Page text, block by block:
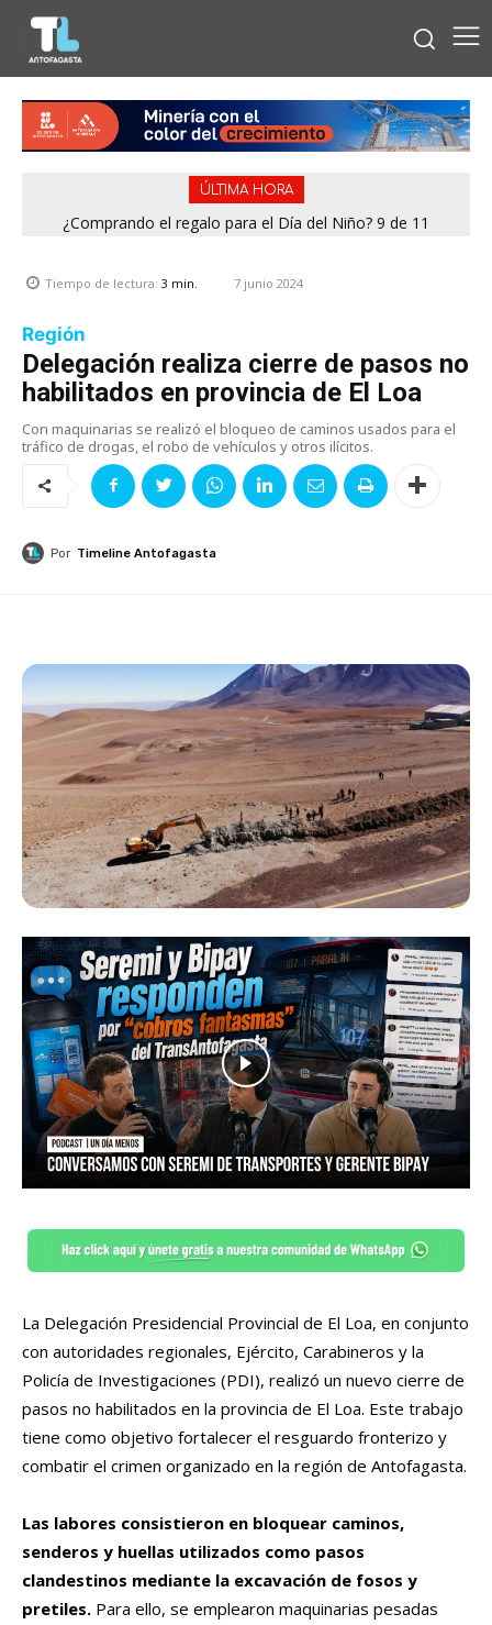
ÚLTIMA HORA
¿Comprando el regalo para el Día del Niño? 9 de 11
Tiempo de lectura: 3 min. 7 junio 2024
Región
Delegación realiza cierre de pasos no
habilitados en provincia de El Loa
Con maquinarias se realizó el bloqueo de caminos usados para el
tráfico de drogas, el robo de vehículos y otros ilícitos.
Por Timeline Antofagasta
La Delegación Presidencial Provincial de El Loa, en conjunto
con autoridades regionales, Ejército, Carabineros y la
Policía de Investigaciones (PDI), realizó un nuevo cierre de
pasos no habilitados en la provincia de El Loa. Este trabajo
tiene como objetivo fortalecer el resguardo fronterizo y
combatir el crimen organizado en la región de Antofagasta.
Las labores consistieron en bloquear caminos,
senderos y huellas utilizados como pasos
clandestinos mediante la excavación de fosos y
pretiles. Para ello, se emplearon maquinarias pesadas